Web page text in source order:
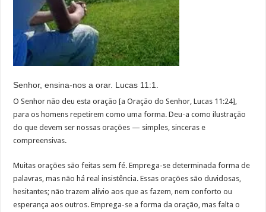
Senhor, ensina-nos a orar. Lucas 11:1.
O Senhor não deu esta oração [a Oração do Senhor, Lucas 11:24],
para os homens repetirem como uma forma. Deu-a como ilustração
do que devem ser nossas orações — simples, sinceras e
compreensivas.
Muitas orações são feitas sem fé. Emprega-se determinada forma de
palavras, mas não há real insistência. Essas orações são duvidosas,
hesitantes; não trazem alívio aos que as fazem, nem conforto ou
esperança aos outros. Emprega-se a forma da oração, mas falta o